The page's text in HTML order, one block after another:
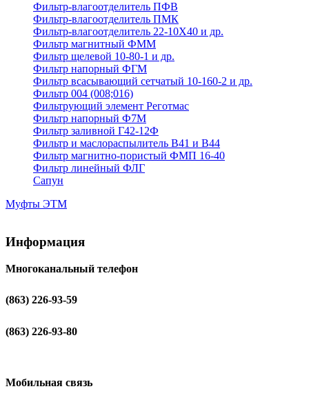
Фильтр-влагоотделитель ПФВ
Фильтр-влагоотделитель ПМК
Фильтр-влагоотделитель 22-10Х40 и др.
Фильтр магнитный ФММ
Фильтр щелевой 10-80-1 и др.
Фильтр напорный ФГМ
Фильтр всасывающий сетчатый 10-160-2 и др.
Фильтр 004 (008;016)
Фильтрующий элемент Реготмас
Фильтр напорный Ф7М
Фильтр заливной Г42-12Ф
Фильтр и маслораспылитель В41 и В44
Фильтр магнитно-пористый ФМП 16-40
Фильтр линейный ФЛГ
Сапун
Муфты ЭТМ
Информация
Многоканальный телефон
(863) 226-93-59
(863) 226-93-80
Мобильная связь